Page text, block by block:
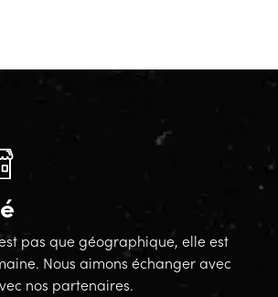
pas que géographique, elle est
Nous aimons échanger avec
nos partenaires.